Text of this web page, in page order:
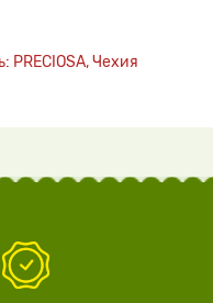
PRECIOSA, Чехия